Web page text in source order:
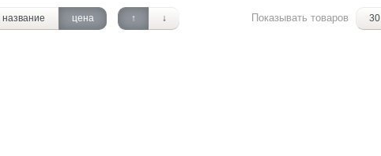
название цена ↑ ↓ Показывать товаров 30